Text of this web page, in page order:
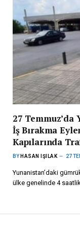
27 Temmuz’da
İş Bırakma
Kapılarında
BY HASAN IŞILAK 27
Yunanistan’daki
ülke genelinde 4